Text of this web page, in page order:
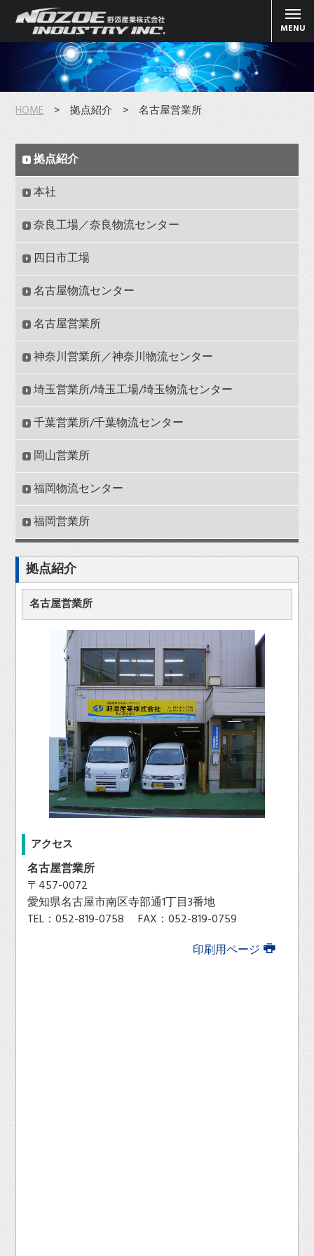
MENU
HOME> 拠点紹介 > 名古屋営業所
拠点紹介
本社
奈良工場／奈良物流センター
四日市工場
名古屋物流センター
名古屋営業所
神奈川営業所／神奈川物流センター
埼玉営業所/埼玉工場/埼玉物流センター
千葉営業所/千葉物流センター
岡山営業所
福岡物流センター
福岡営業所
拠点紹介
名古屋営業所
アクセス
名古屋営業所
〒457-0072
愛知県名古屋市南区寺部通1丁目3番地
TEL：052-819-0758 FAX：052-819-0759
印刷用ページ